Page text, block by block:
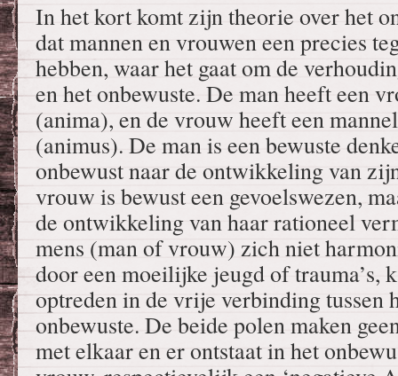
In het kort komt zijn theorie over het
dat mannen en vrouwen een precies
hebben, waar het gaat om de
en het onbewuste. De man heeft een
(anima), en de vrouw heeft een
(animus). De man is een bewuste
onbewust naar de ontwikkeling van
vrouw is bewust een gevoelswezen,
de ontwikkeling van haar rationeel
mens (man of vrouw) zich niet
door een moeilijke jeugd of trauma’s,
optreden in de vrije verbinding tussen
onbewuste. De beide polen maken
met elkaar en er ontstaat in het